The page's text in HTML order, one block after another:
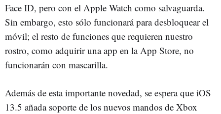
Face ID, pero con el Apple Watch como salvaguarda.
Sin embargo, esto sólo funcionará para desbloquear el
móvil; el resto de funciones que requieren nuestro
rostro, como adquirir una app en la App Store, no
funcionarán con mascarilla.
Además de esta importante novedad, se espera que iOS
13.5 añada soporte de los nuevos mandos de Xbox